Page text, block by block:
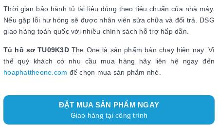
Thời gian bảo hành tủ tài liệu đúng theo tiêu chuẩn của nhà máy.
Nếu gặp lỗi hư hỏng sẽ được nhân viên sửa chữa và đổi trả. DSG
giao hàng toàn quốc với nhiều chính sách hỗ trợ hấp dẫn.
Tủ hồ sơ TU09K3DThe One là sản phẩm bán chạy hiện nay. Vì
thế quý khách có nhu cầu mua hàng hãy liên hệ ngay đến
hoaphattheone.com để chọn mua sản phẩm nhé.
ĐẶT MUA SẢN PHẨM NGAY
Giao hàng tại công trình